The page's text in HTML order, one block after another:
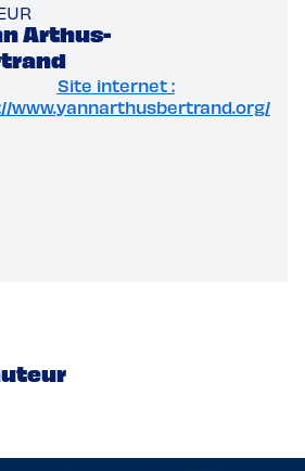
Arthus-
Site internet :
www.yannarthusbertrand.org/